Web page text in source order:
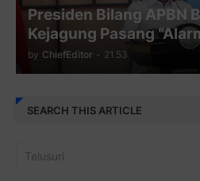
Presiden Bilang APBN
Kejagung Pasang
by ChiefEditor - 21.53
SEARCH THIS ARTICLE